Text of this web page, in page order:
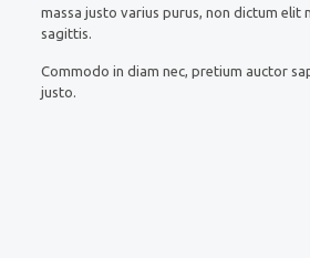
massa justo varius purus, non dictum elit
sagittis.
Commodo in diam nec, pretium auctor
justo.